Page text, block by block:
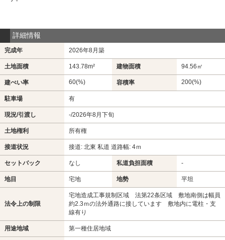
詳細情報
完成年 2026年8月築
土地面積 143.78m² 建物面積 94.56㎡
建ぺい率 60(%) 容積率 200(%)
駐車場 有
現況/引渡し -/2026年8月下旬
土地権利 所有権
接道状況 接道: 北東 私道 道路幅: 4ｍ
セットバック なし 私道負担面積 -
地目 宅地 地勢 平坦
法令上の制限
宅地造成工事規制区域 法第22条区域 敷地南側は幅員
約2.3ｍの法外通路に接しています 敷地内に電柱・支
線有り
用途地域 第一種住居地域